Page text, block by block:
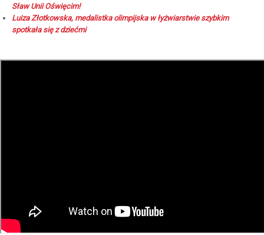
Sław Unii Oświęcim!
Luiza Złotkowska, medalistka olimpijska w łyżwiarstwie szybkim
spotkała się z dziećmi